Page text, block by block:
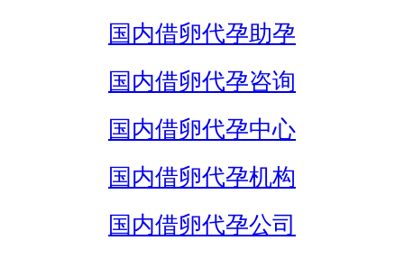
国内借卵代孕助孕
国内借卵代孕咨询
国内借卵代孕中心
国内借卵代孕机构
国内借卵代孕公司